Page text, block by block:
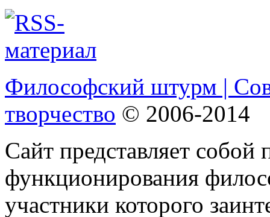
Философский штурм |
творчество © 2006-2014
Сайт представляет собой
функционирования
участники которого